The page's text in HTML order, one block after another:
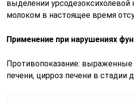
выделении
молоком в настоящее время
Применение при нарушениях
Противопоказание:
печени, цирроз печени в стадии